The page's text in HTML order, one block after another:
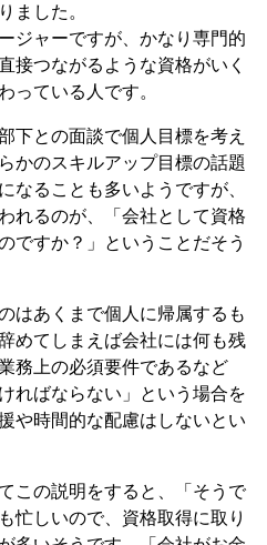
ました。
ジャーですが、かなり専門的
接つながるような資格がいく
っている人です。
下との面談で個人目標を考え
かのスキルアップ目標の話題
なることも多いようですが、
れるのが、「会社として資格
ですか？」ということだそう
はあくまで個人に帰属するも
めてしまえば会社には何も残
務上の必須要件であるなど
ればならない」という場合を
や時間的な配慮はしないとい
この説明をすると、「そうで
忙しいので、資格取得に取り